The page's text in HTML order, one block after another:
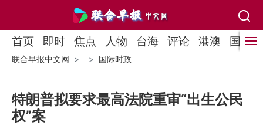
首页 即时 焦点 人物 台海 评论 港澳 国际
联合早报中文网 国际时政
特朗普拟要求最高法院重审“出生公民
权”案